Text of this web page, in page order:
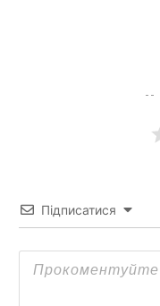
Підписатися